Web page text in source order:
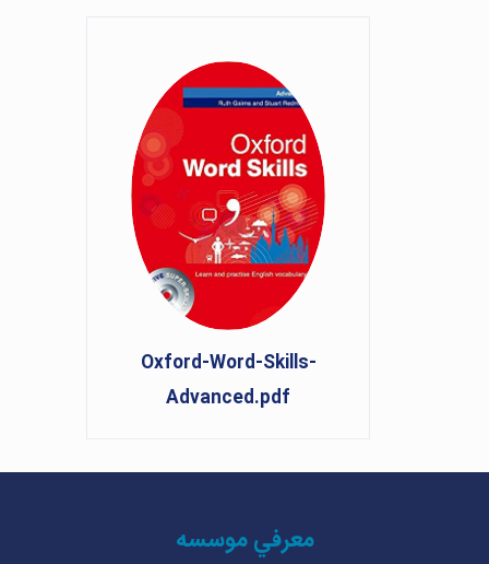
Oxford-Word-Skills-
Advanced.pdf
معرفي موسسه